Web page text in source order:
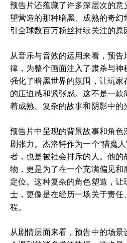
预告片还蕴藏了许多深层次的
望营造的那种暗黑、成熟的奇幻
引全球数百万粉丝持续关注的原
从音乐与音效的运用来看，预
律，为整个画面注入了肃杀与神
强化了暗黑世界的氛围，让玩
的压迫感和紧张感。这不是一款
着成熟、复杂的故事和阴影中的
预告片中呈现的背景故事和角
剧张力。杰洛特作为一个“猎魔
者，也是被社会排斥的人。他的
物，更是为了在一个充满偏见和
定位。这种复杂的角色塑造，让
士，更像是在经历一场关于责任
程。
从剧情层面来看，预告中的场景